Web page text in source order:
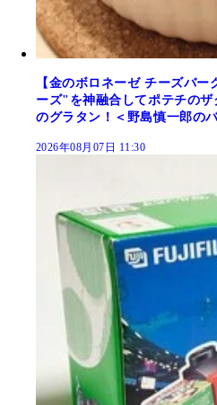
【金のボロネーゼ チーズバ
ーズ"を神融合してポテチの
のグラタン！＜野島慎一郎の
2026年08月07日 11:30